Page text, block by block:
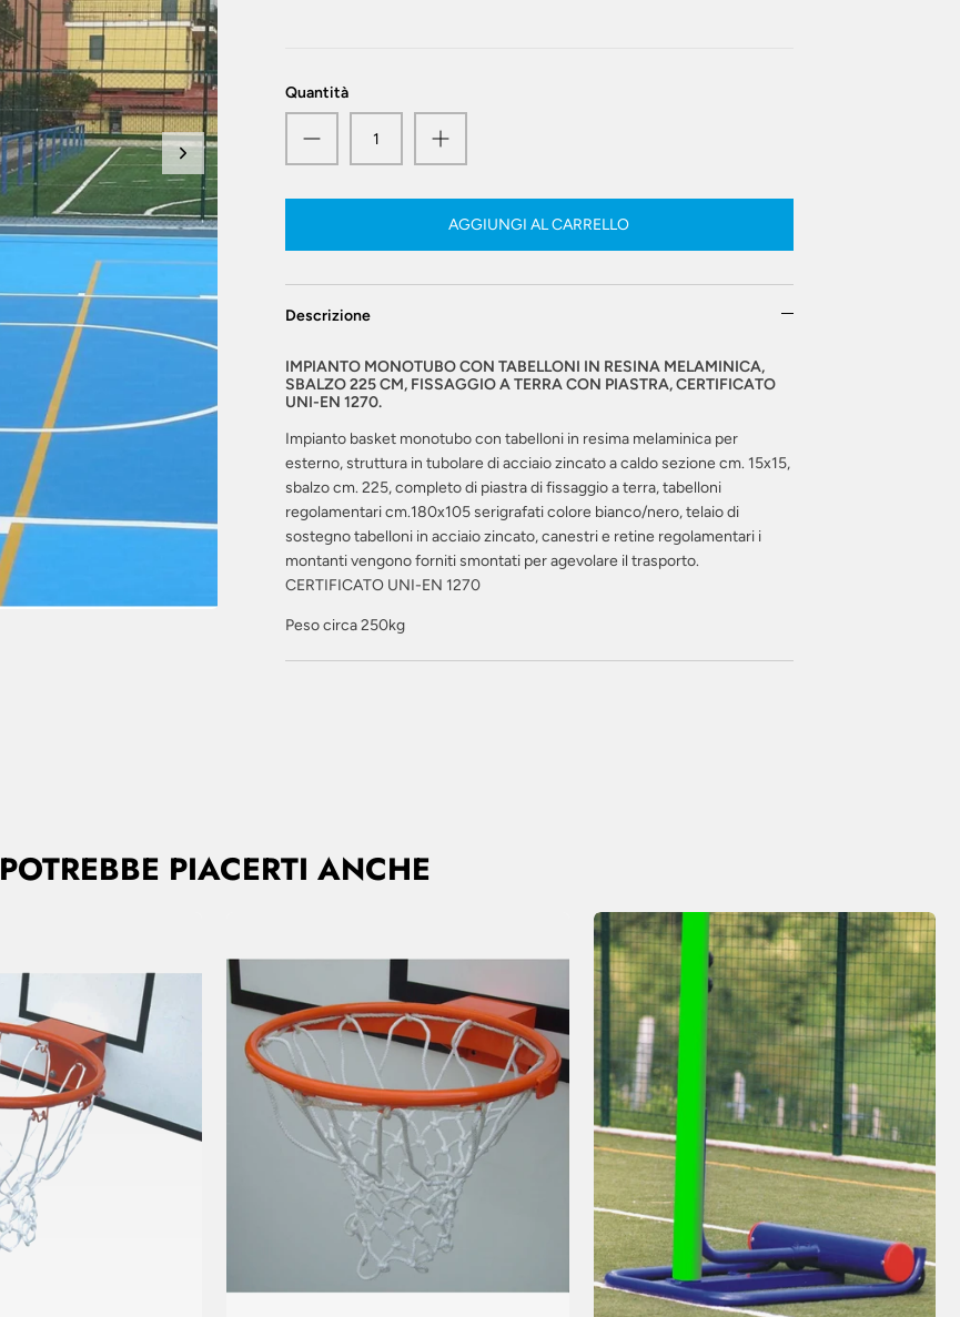
Quantità
AGGIUNGI AL CARRELLO
Descrizione
IMPIANTO MONOTUBO CON TABELLONI IN RESINA MELAMINICA,
SBALZO 225 CM, FISSAGGIO A TERRA CON PIASTRA, CERTIFICATO
UNI-EN 1270.
Impianto basket monotubo con tabelloni in resima melaminica per
esterno, struttura in tubolare di acciaio zincato a caldo sezione cm. 15x15,
sbalzo cm. 225, completo di piastra di fissaggio a terra, tabelloni
regolamentari cm.180x105 serigrafati colore bianco/nero, telaio di
sostegno tabelloni in acciaio zincato, canestri e retine regolamentari i
montanti vengono forniti smontati per agevolare il trasporto.
CERTIFICATO UNI-EN 1270
Peso circa 250kg
POTREBBE PIACERTI ANCHE